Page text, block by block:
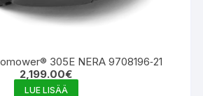
305E NERA 9708196‑21
2,199.00€
LUE LISÄÄ